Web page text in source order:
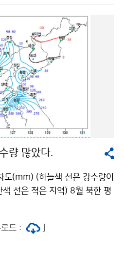
0654기상청 이(가) 창작한 태
문과 향후 태풍발생 전망 저작
-상업적이용금지 조건에 따라
다. 모집인원은 10명, 블로그
개월(2010. 10. 1. ～ 2011. 3.
, 인터뷰 등의 취재활동을 통해
·영상물 등 온라인콘텐츠 제
인 회의(월1회)에 참석하여 활
제안 등의 활동을 하게 된다. 활
자문료 지급되며, 기상 관련 다
행사 참여 기회를 제공 받게 된
월 26일(목)부터 9월 8일(수)
접수하면 된다. 서류심사를 거
blog.daum.net/kma_skyl
열정과 소중한 경험을 함께
기상청 이(가) 창작한 여러
량 많았다.
(mm) (하늘색 선은 강수량이
색 선은 적은 지역) 8월 북한 평
신의주(487.3m
로드 :